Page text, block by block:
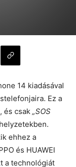
14 kiadásával
Ez a
és csak „SOS
ehhez a
és HUAWEI
a technológiát